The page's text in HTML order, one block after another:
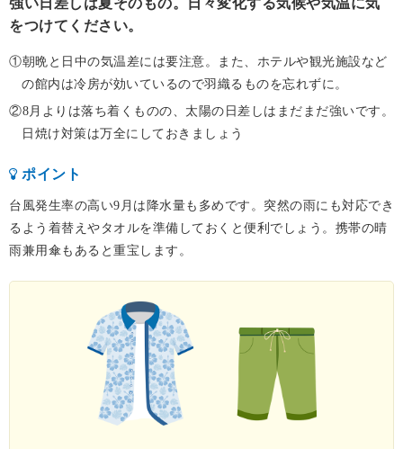
をつけてください。
①朝晩と日中の気温差には要注意。また、ホテルや観光施設など
の館内は冷房が効いているので羽織るものを忘れずに。
②8月よりは落ち着くものの、太陽の日差しはまだまだ強いです。
日焼け対策は万全にしておきましょう
ポイント
台風発生率の高い9月は降水量も多めです。突然の雨にも対応でき
るよう着替えやタオルを準備しておくと便利でしょう。携帯の晴
雨兼用傘もあると重宝します。